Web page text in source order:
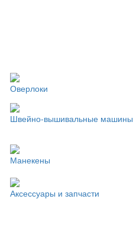
Оверлоки
Швейно-вышивальные машины
Манекены
Аксессуары и запчасти